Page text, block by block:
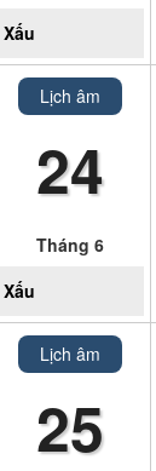
Xấu
Lịch âm
24
Tháng 6
Xấu
Lịch âm
25